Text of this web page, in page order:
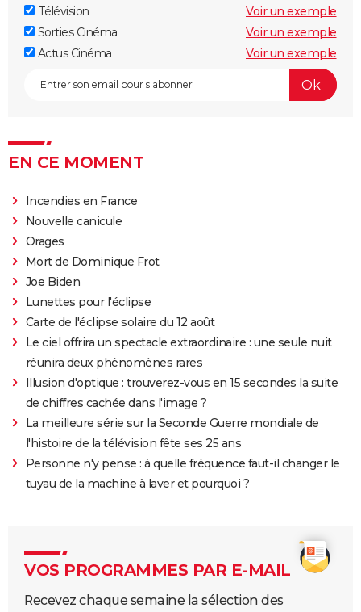
Télévision
Voir un exemple
Sorties Cinéma
Voir un exemple
Actus Cinéma
Voir un exemple
EN CE MOMENT
Incendies en France
Nouvelle canicule
Orages
Mort de Dominique Frot
Joe Biden
Lunettes pour l'éclipse
Carte de l'éclipse solaire du 12 août
Le ciel offrira un spectacle extraordinaire : une seule nuit
réunira deux phénomènes rares
Illusion d'optique : trouverez-vous en 15 secondes la suite
de chiffres cachée dans l'image ?
La meilleure série sur la Seconde Guerre mondiale de
l'histoire de la télévision fête ses 25 ans
Personne n'y pense : à quelle fréquence faut-il changer le
tuyau de la machine à laver et pourquoi ?
VOS PROGRAMMES PAR E-MAIL
Recevez chaque semaine la sélection des